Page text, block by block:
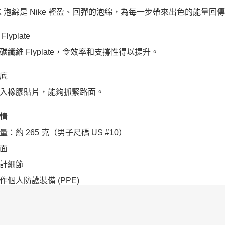
泡綿是 Nike 輕盈、回彈的泡綿，為每一步帶來出色的能量回
Flyplate
纖維 Flyplate，令效率和支撐性得以提升。
橡膠貼片，能夠抓緊路面。
：約 265 克（男子尺碼 US #10）
細節
個人防護裝備 (PPE)